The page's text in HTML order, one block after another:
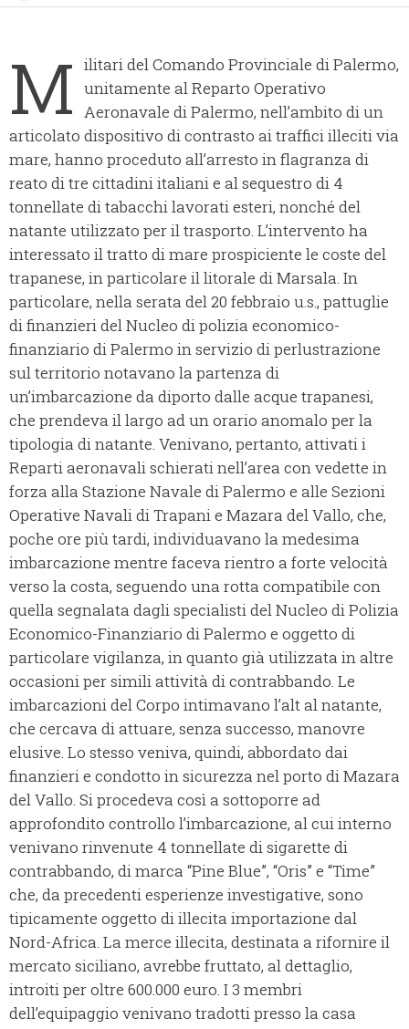
M ilitari del Comando Provinciale di Palermo,
unitamente al Reparto Operativo
Aeronavale di Palermo, nell’ambito di un
articolato dispositivo di contrasto ai traffici illeciti via
mare, hanno proceduto all’arresto in flagranza di
reato di tre cittadini italiani e al sequestro di 4
tonnellate di tabacchi lavorati esteri, nonché del
natante utilizzato per il trasporto. L’intervento ha
interessato il tratto di mare prospiciente le coste del
trapanese, in particolare il litorale di Marsala. In
particolare, nella serata del 20 febbraio u.s., pattuglie
di finanzieri del Nucleo di polizia economico-
finanziario di Palermo in servizio di perlustrazione
sul territorio notavano la partenza di
un’imbarcazione da diporto dalle acque trapanesi,
che prendeva il largo ad un orario anomalo per la
tipologia di natante. Venivano, pertanto, attivati i
Reparti aeronavali schierati nell’area con vedette in
forza alla Stazione Navale di Palermo e alle Sezioni
Operative Navali di Trapani e Mazara del Vallo, che,
poche ore più tardi, individuavano la medesima
imbarcazione mentre faceva rientro a forte velocità
verso la costa, seguendo una rotta compatibile con
quella segnalata dagli specialisti del Nucleo di Polizia
Economico-Finanziario di Palermo e oggetto di
particolare vigilanza, in quanto già utilizzata in altre
occasioni per simili attività di contrabbando. Le
imbarcazioni del Corpo intimavano l’alt al natante,
che cercava di attuare, senza successo, manovre
elusive. Lo stesso veniva, quindi, abbordato dai
finanzieri e condotto in sicurezza nel porto di Mazara
del Vallo. Si procedeva così a sottoporre ad
approfondito controllo l’imbarcazione, al cui interno
venivano rinvenute 4 tonnellate di sigarette di
contrabbando, di marca “Pine Blue”, “Oris” e “Time”
che, da precedenti esperienze investigative, sono
tipicamente oggetto di illecita importazione dal
Nord-Africa. La merce illecita, destinata a rifornire il
mercato siciliano, avrebbe fruttato, al dettaglio,
introiti per oltre 600.000 euro. I 3 membri
dell’equipaggio venivano tradotti presso la casa